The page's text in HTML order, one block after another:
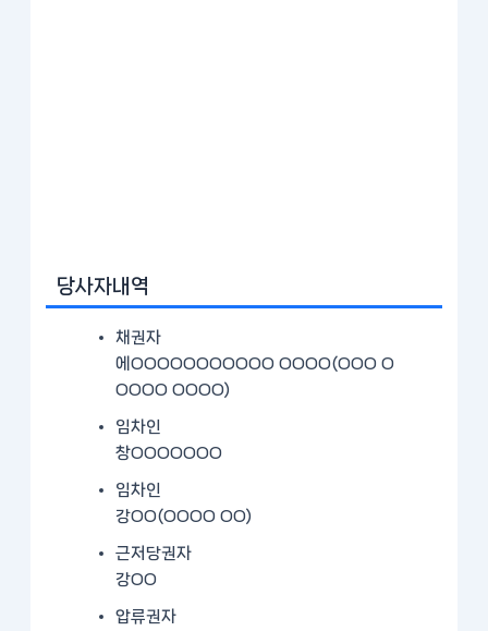
당사자내역
채권자
에OOOOOOOOOOO OOOO(OOO O
OOOO OOOO)
임차인
창OOOOOOO
임차인
강OO(OOOO OO)
근저당권자
강OO
압류권자